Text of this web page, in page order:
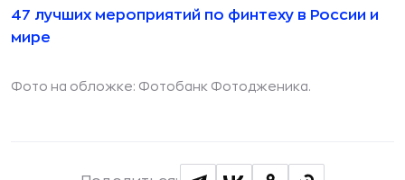
47 лучших мероприятий по финтеху в России и
мире
Фото на обложке: Фотобанк Фотодженика